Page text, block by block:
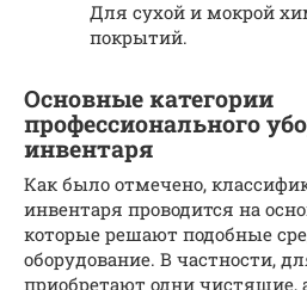
Для сухой и мокрой
покрытий.
Основные категории
профессионального
инвентаря
Как было отмечено,
инвентаря проводится на
которые решают подобные
оборудование. В частности,
приобретают одни чистящие,